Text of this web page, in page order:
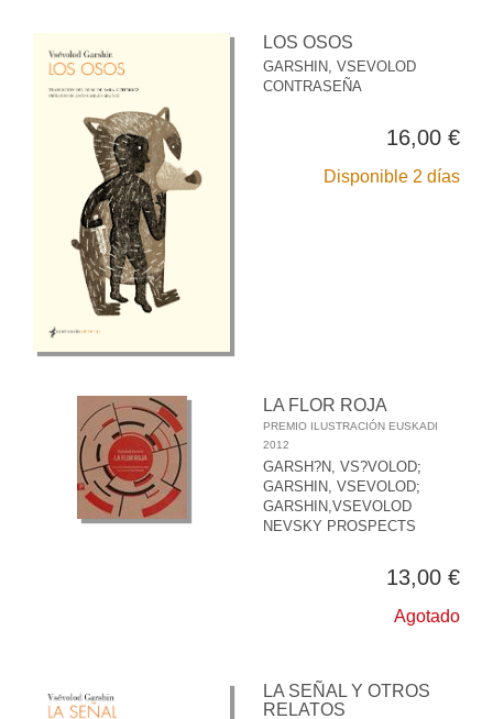
LOS OSOS
GARSHIN, VSEVOLOD
CONTRASEÑA
16,00 €
Disponible 2 días
LA FLOR ROJA
PREMIO ILUSTRACIÓN EUSKADI
2012
GARSH?N, VS?VOLOD;
GARSHIN, VSEVOLOD;
GARSHIN,VSEVOLOD
NEVSKY PROSPECTS
13,00 €
Agotado
LA SEÑAL Y OTROS
RELATOS